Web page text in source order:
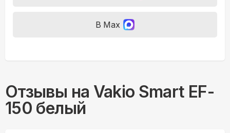
В Max
Отзывы на Vakio Smart EF-
150 белый